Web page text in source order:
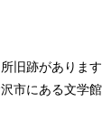
旧跡がありま
市にある文学